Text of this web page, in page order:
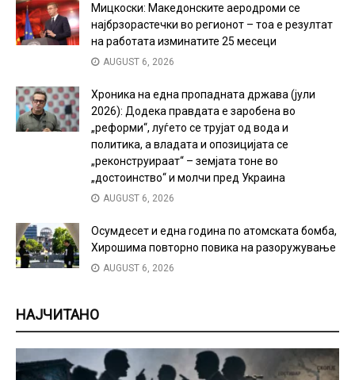
Мицкоски: Македонските аеродроми се
најбрзорастечки во регионот – тоа е резултат
на работата изминатите 25 месеци
AUGUST 6, 2026
Хроника на една пропадната држава (јули
2026): Додека правдата е заробена во
„реформи“, луѓето се трујат од вода и
политика, а владата и опозицијата се
„реконструираат“ – земјата тоне во
„достоинство“ и молчи пред Украина
AUGUST 6, 2026
Осумдесет и една година по атомската бомба,
Хирошима повторно повика на разоружување
AUGUST 6, 2026
НАЈЧИТАНО